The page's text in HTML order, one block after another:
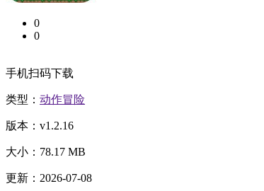
0
0
手机扫码下载
类型： 动作冒险
版本：v1.2.16
大小：78.17 MB
更新：2026-07-08